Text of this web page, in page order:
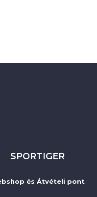
SPORTIGER
és Átvételi pont